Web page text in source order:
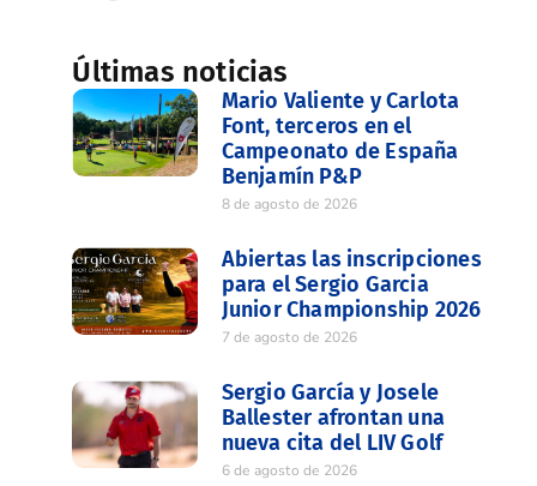
Últimas noticias
Mario Valiente y Carlota
Font, terceros en el
Campeonato de España
Benjamín P&P
8 de agosto de 2026
Abiertas las inscripciones
para el Sergio Garcia
Junior Championship 2026
7 de agosto de 2026
Sergio García y Josele
Ballester afrontan una
nueva cita del LIV Golf
6 de agosto de 2026